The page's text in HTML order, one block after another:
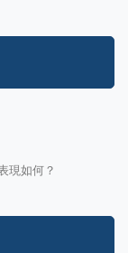
現如何？